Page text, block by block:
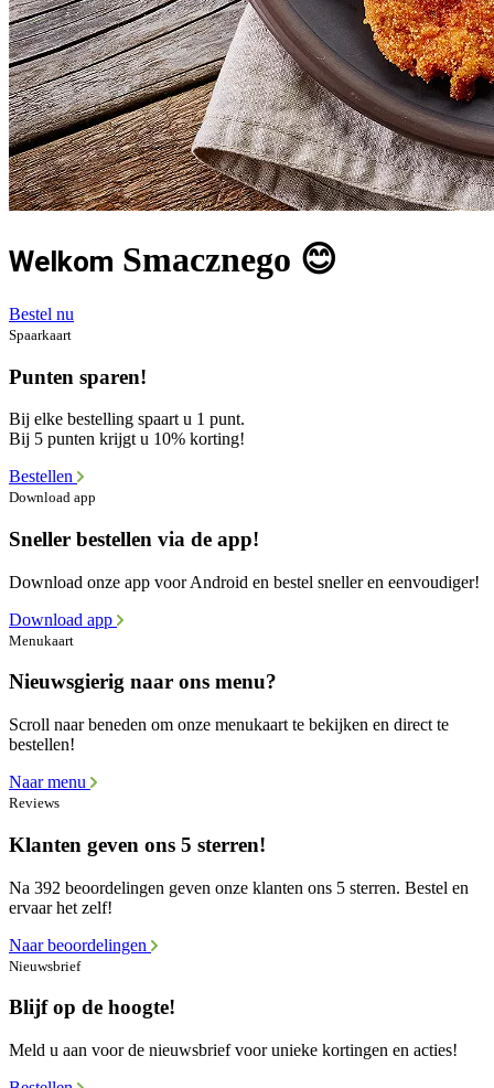
Welkom Smacznego 😊
Bestel nu
Spaarkaart
Punten sparen!
Bij elke bestelling spaart u 1 punt.
Bij 5 punten krijgt u 10% korting!
Bestellen
Download app
Sneller bestellen via de app!
Download onze app voor Android en bestel sneller en eenvoudiger!
Download app
Menukaart
Nieuwsgierig naar ons menu?
Scroll naar beneden om onze menukaart te bekijken en direct te
bestellen!
Naar menu
Reviews
Klanten geven ons 5 sterren!
Na 392 beoordelingen geven onze klanten ons 5 sterren. Bestel en
ervaar het zelf!
Naar beoordelingen
Nieuwsbrief
Blijf op de hoogte!
Meld u aan voor de nieuwsbrief voor unieke kortingen en acties!